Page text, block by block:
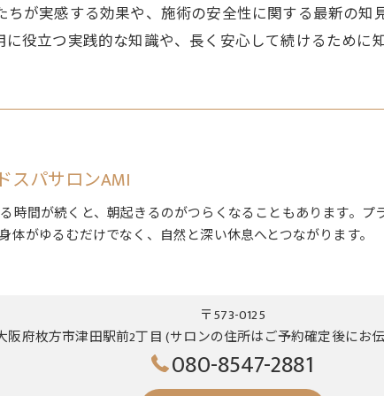
が実感する効果や、施術の安全性に関する最新の
役立つ実践的な知識や、長く安心して続けるために
スパサロンAMI
時間が続くと、朝起きるのがつらくなることもあります。
体がゆるむだけでなく、自然と深い休息へとつながります。
〒573-0125
阪府枚方市津田駅前2丁目 (サロンの住所はご予約確定後にお
080-8547-2881